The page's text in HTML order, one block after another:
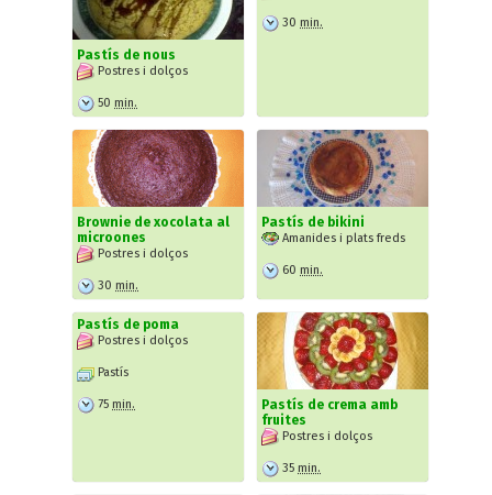
Pastís de nous
Postres i dolços
50 min.
30 min.
Brownie de xocolata al
microones
Postres i dolços
30 min.
Pastís de bikini
Amanides i plats freds
60 min.
Pastís de poma
Postres i dolços
Pastís
75 min.
Pastís de crema amb
fruites
Postres i dolços
35 min.